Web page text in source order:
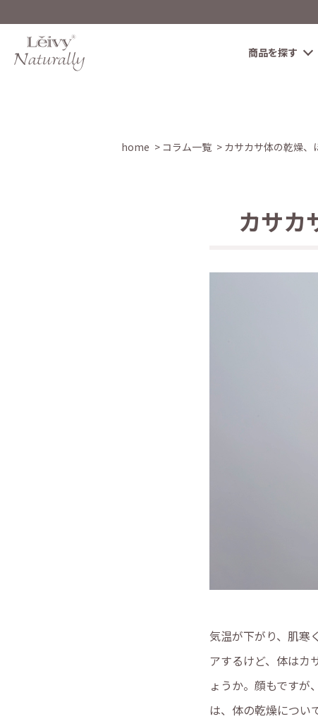
商品を探す
home コラム一覧 カサカサ体の乾燥、
カサカ
気温が下がり、肌寒
アするけど、体はカ
ょうか。顔もですが、
は、体の乾燥につい